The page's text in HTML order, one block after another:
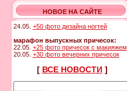
НОВОЕ НА САЙТЕ
24.05. +50 фото дизайна ногтей
марафон выпускных причесок:
22.05. +25 фото причесок с макияжем
20.05. +30 фото вечерних причесок
[ ВСЕ НОВОСТИ]